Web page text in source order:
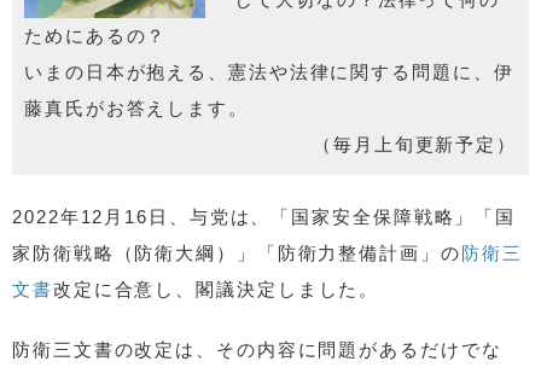
ためにあるの？
いまの日本が抱える、憲法や法律に関する問題に、伊
藤真氏がお答えします。
（毎月上旬更新予定）
2022年12月16日、与党は、「国家安全保障戦略」「国
家防衛戦略（防衛大綱）」「防衛力整備計画」の防衛三
文書改定に合意し、閣議決定しました。
防衛三文書の改定は、その内容に問題があるだけでな